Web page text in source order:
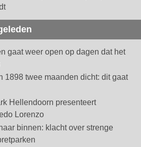
gaat weer open op dagen dat het
1898 twee maanden dicht: dit gaat
Hellendoorn presenteert
Lorenzo
binnen: klacht over strenge